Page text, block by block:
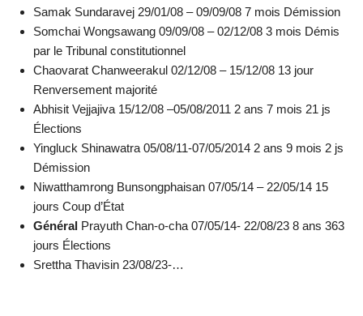
Samak Sundaravej 29/01/08 – 09/09/08 7 mois Démission
Somchai Wongsawang 09/09/08 – 02/12/08 3 mois Démis
par le Tribunal constitutionnel
Chaovarat Chanweerakul 02/12/08 – 15/12/08 13 jour
Renversement majorité
Abhisit Vejjajiva 15/12/08 –05/08/2011 2 ans 7 mois 21 js
Élections
Yingluck Shinawatra 05/08/11-07/05/2014 2 ans 9 mois 2 js
Démission
Niwatthamrong Bunsongphaisan 07/05/14 – 22/05/14 15
jours Coup d’État
Général Prayuth Chan-o-cha 07/05/14- 22/08/23 8 ans 363
jours Élections
Srettha Thavisin 23/08/23-…